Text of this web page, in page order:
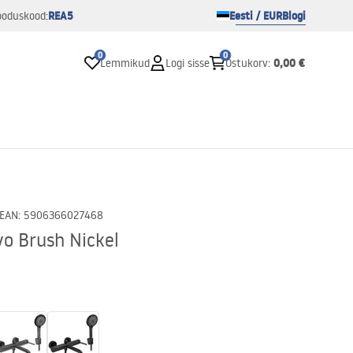
REA5 Eesti / EURBlogi
0
Lemmikud Logi sisse
0
Ostukorv: 0,00 €
EAN: 5906366027468
Brush Nickel